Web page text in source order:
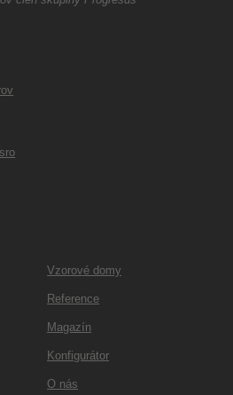
Vzorové domy
Reference
Magazín
Konfigurátor
O nás